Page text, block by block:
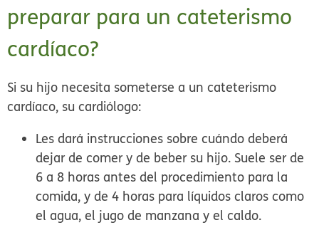
preparar para un cateterismo
cardíaco?
Si su hijo necesita someterse a un cateterismo
cardíaco, su cardiólogo:
Les dará instrucciones sobre cuándo deberá
dejar de comer y de beber su hijo. Suele ser de
6 a 8 horas antes del procedimiento para la
comida, y de 4 horas para líquidos claros como
el agua, el jugo de manzana y el caldo.